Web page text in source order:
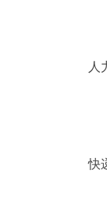
人
快